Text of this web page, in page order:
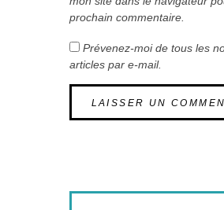
prochain commentaire.
Prévenez-moi de tous les
articles par e-mail.